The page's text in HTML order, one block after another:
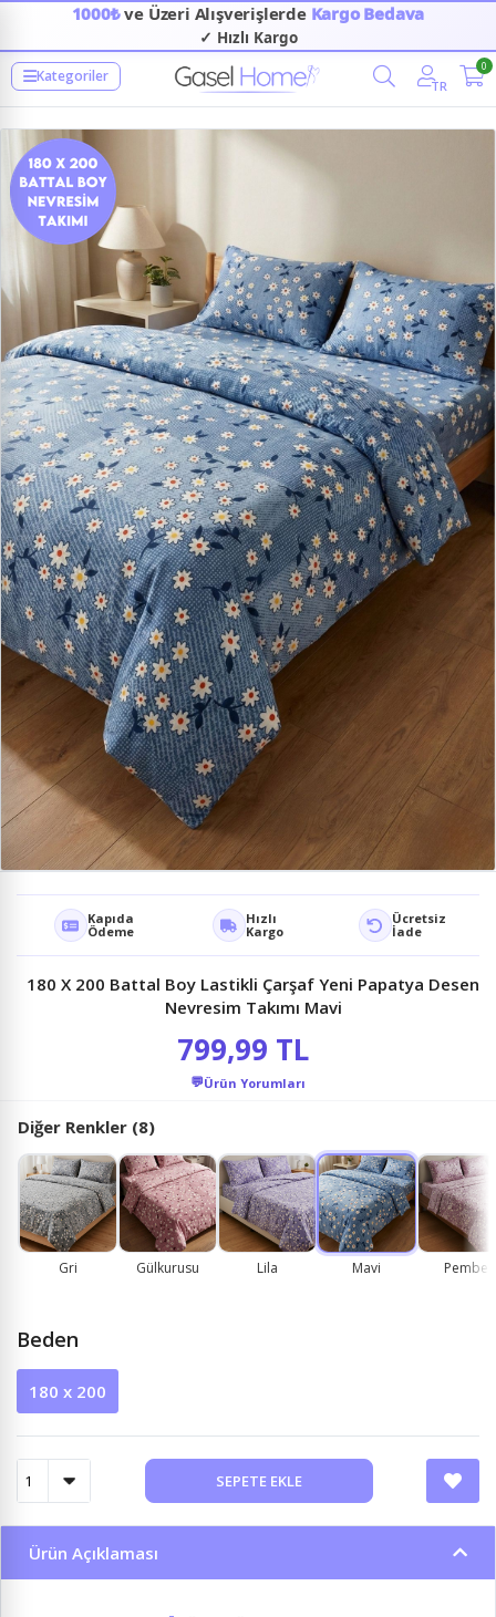
1000₺ve Üzeri Alışverişlerde Kargo Bedava
✓ Hızlı Kargo
Kategoriler
TR
0
Kapıda
Ödeme
Hızlı
Kargo
Ücretsiz
İade
180 X 200 Battal Boy Lastikli Çarşaf Yeni Papatya Desen
Nevresim Takımı Mavi
799,99 TL
💬Ürün Yorumları
Diğer Renkler (8)
Gri Gülkurusu Lila Mavi Pembe
Beden
180 x 200
SEPETE EKLE
Ürün Açıklaması